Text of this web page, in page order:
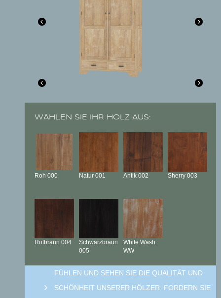
WÄHLEN SIE IHR HOLZ AUS:
Roh 000 Natur 001 Antik 002 Sherry 003
Rotbraun 004
Schwarzbraun
005
White Wash
WW
FÜHLEN UND SEHEN SIE DIE QUALITÄT UND
SCHÖNHEIT UNSERER HÖLZER: FORDERN SIE